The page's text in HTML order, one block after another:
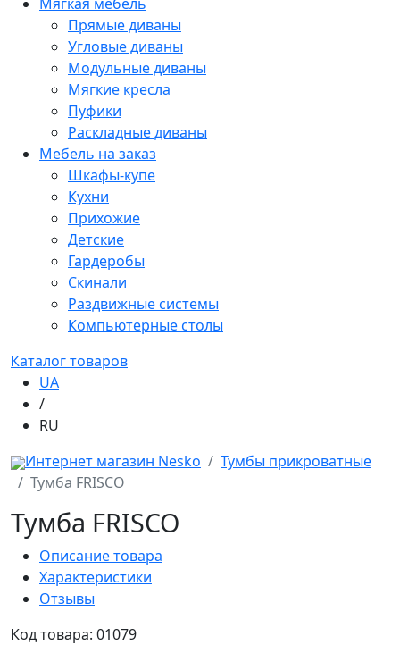
Прямые диваны
Угловые диваны
Модульные диваны
Мягкие кресла
Пуфики
Раскладные диваны
Мебель на заказ
Шкафы-купе
Кухни
Прихожие
Детские
Гардеробы
Скинали
Раздвижные системы
Компьютерные столы
Каталог товаров
UA
/
RU
Интернет магазин Nesko
Тумбы прикроватные
Тумба FRISCO
Тумба FRISCO
Описание товара
Характеристики
Отзывы
Код товара: 01079